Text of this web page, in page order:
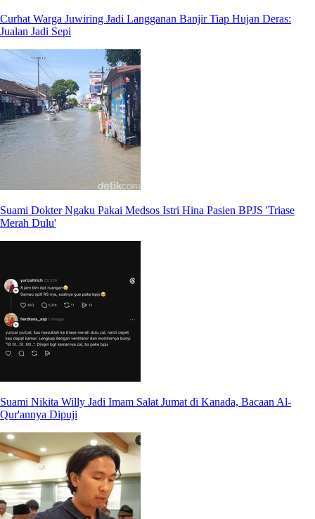
Curhat Warga Juwiring Jadi Langganan Banjir Tiap Hujan Deras:
Jualan Jadi Sepi
Suami Dokter Ngaku Pakai Medsos Istri Hina Pasien BPJS 'Triase
Merah Dulu'
Suami Nikita Willy Jadi Imam Salat Jumat di Kanada, Bacaan Al-
Qur'annya Dipuji